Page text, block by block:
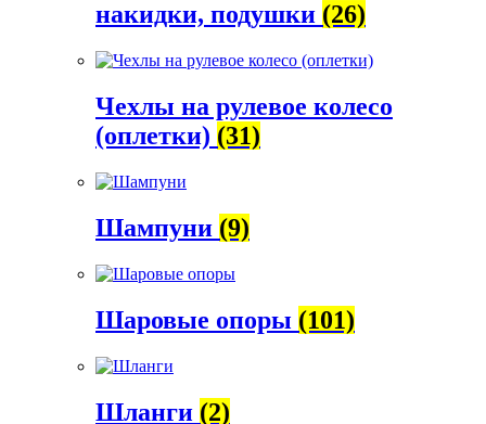
накидки, подушки (26)
Чехлы на рулевое колесо
(оплетки) (31)
Шампуни (9)
Шаровые опоры (101)
Шланги (2)